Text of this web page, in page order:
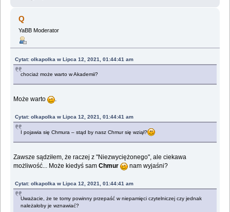
Q
YaBB Moderator
Cytat: olkapolka w Lipca 12, 2021, 01:44:41 am
chociaż może warto w Akademii?
Może warto .
Cytat: olkapolka w Lipca 12, 2021, 01:44:41 am
I pojawia się Chmura – stąd by nasz Chmur się wziął?
Zawsze sądziłem, że raczej z "Niezwyciężonego", ale ciekawa
możliwość... Może kiedyś samChmur nam wyjaśni?
Cytat: olkapolka w Lipca 12, 2021, 01:44:41 am
Uważacie, że te tomy powinny przepaść w niepamięci czytelniczej czy jednak
należałoby je wznawiać?